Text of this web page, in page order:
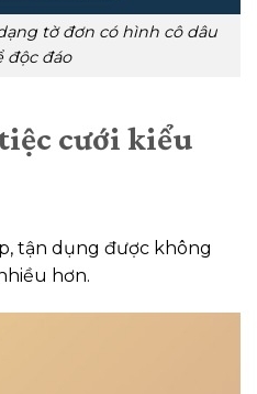
tờ đơn có hình cô dâu
độc đáo
cưới kiểu
tận dụng được không
hơn.